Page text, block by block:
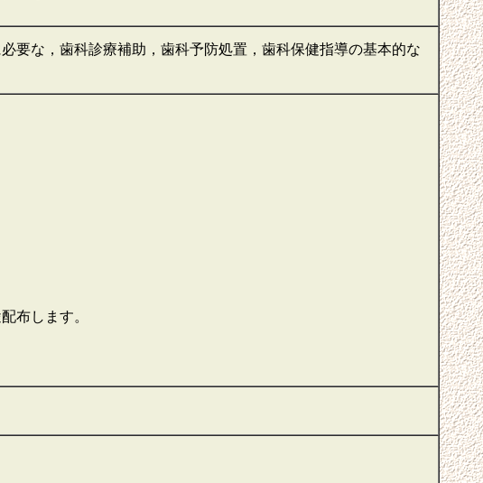
要な，歯科診療補助，歯科予防処置，歯科保健指導の基本的な
布します。